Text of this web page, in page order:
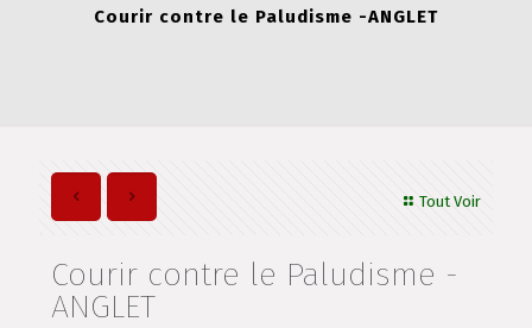
Courir contre le Paludisme -ANGLET
Tout Voir
Courir contre le Paludisme -
ANGLET